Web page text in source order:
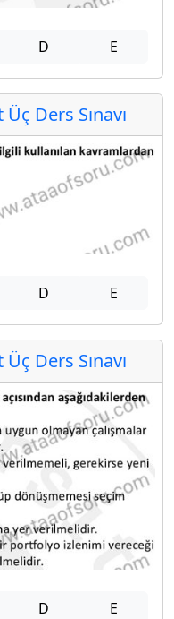
D E
Ders Sınavı
D E
Ders Sınavı
D E